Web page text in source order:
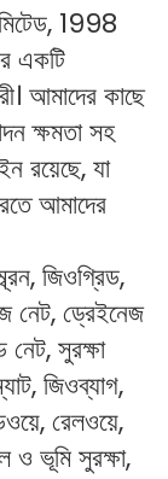
1998
একটি
আমাদের কাছে
ক্ষমতা সহ
রয়েছে, যা
আমাদের
জিওগ্রিড,
নেট, ড্রেইনেজ
সুরক্ষা
জিওব্যাগ,
রেলওয়ে,
ও ভূমি সুরক্ষা,